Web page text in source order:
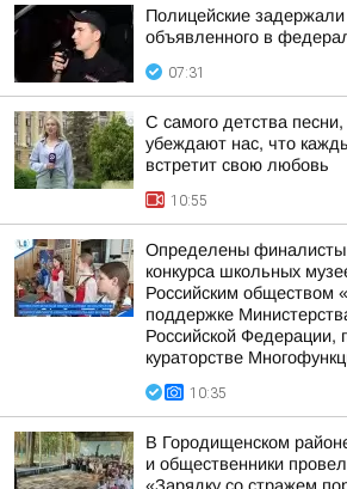
Полицейские
объявленного в
07:31
С самого детства
убеждают нас, что
встретит свою любовь
10:55
Определены финалисты
конкурса школьных
Российским обществом
поддержке
Российской Федерации,
кураторстве
10:35
В Городищенском
и общественники